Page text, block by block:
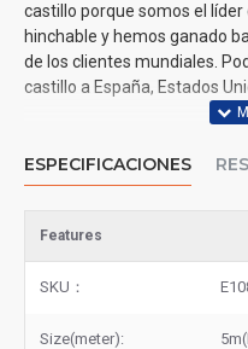
castillo porque somos el
hinchable y hemos ganado
de los clientes mundiales.
castillo a España, Estados
ESPECIFICACIONES
Features
SKU：
Size(meter):